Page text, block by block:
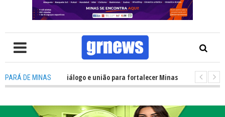
PARÁ DE MINAS
de mais diálogo e união para fortalecer Minas e Pará de Minas; e